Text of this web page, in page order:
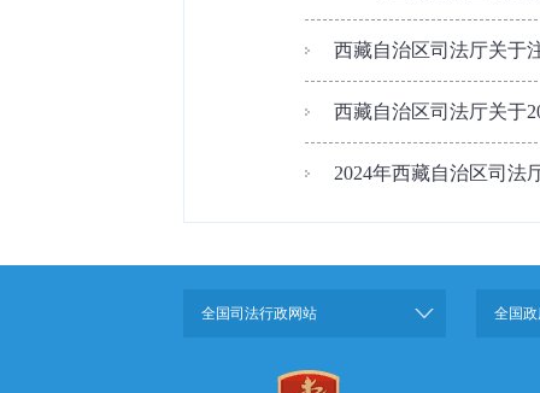
西藏自治区司法厅关于
西藏自治区司法厅关于
2024年西藏自治区司法
全国司法行政网站 全国